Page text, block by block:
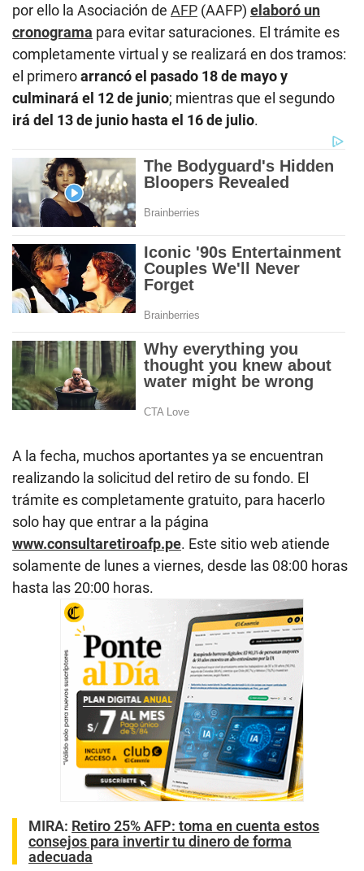
por ello la Asociación de AFP (AAFP) elaboró un
cronograma para evitar saturaciones. El trámite es
completamente virtual y se realizará en dos tramos:
el primeroarrancó el pasado 18 de mayo y
culminará el 12 de junio; mientras que el segundo
irá del 13 de junio hasta el 16 de julio.
A la fecha, muchos aportantes ya se encuentran
realizando la solicitud del retiro de su fondo. El
trámite es completamente gratuito, para hacerlo
solo hay que entrar a la página
www.consultaretiroafp.pe. Este sitio web atiende
solamente de lunes a viernes, desde las 08:00 horas
hasta las 20:00 horas.
MIRA: Retiro 25% AFP: toma en cuenta estos
consejos para invertir tu dinero de forma
adecuada